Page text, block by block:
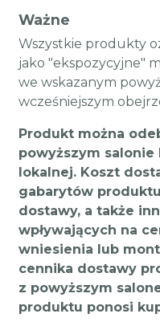
Ważne
Wszystkie produkty
jako "ekspozycyjne"
we wskazanym
wcześniejszym
Produkt można
powyższym
lokalnej. Koszt
gabarytów
dostawy, a także
wpływających na
wniesienia lub
cennika dostawy
z powyższym
produktu ponosi